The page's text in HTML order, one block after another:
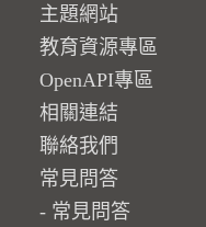
主題網站
教育資源專區
OpenAPI專區
相關連結
聯絡我們
常見問答
常見問答